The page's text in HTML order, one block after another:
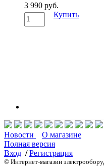
3 990 руб.
Купить
Новости
О магазине
Полная версия
Вход / Регистрация
© Интернет-магазин